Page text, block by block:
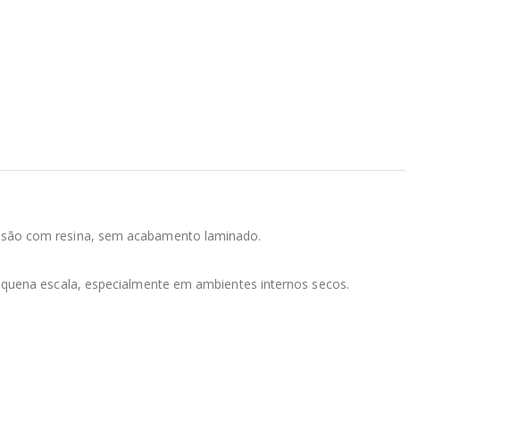
com resina, sem acabamento laminado.
escala, especialmente em ambientes internos secos.